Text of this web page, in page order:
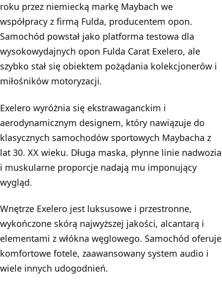
roku przez niemiecką markę Maybach we
współpracy z firmą Fulda, producentem opon.
Samochód powstał jako platforma testowa dla
wysokowydajnych opon Fulda Carat Exelero, ale
szybko stał się obiektem pożądania kolekcjonerów i
miłośników motoryzacji.
Exelero wyróżnia się ekstrawaganckim i
aerodynamicznym designem, który nawiązuje do
klasycznych samochodów sportowych Maybacha z
lat 30. XX wieku. Długa maska, płynne linie nadwozia
i muskularne proporcje nadają mu imponujący
wygląd.
Wnętrze Exelero jest luksusowe i przestronne,
wykończone skórą najwyższej jakości, alcantarą i
elementami z włókna węglowego. Samochód oferuje
komfortowe fotele, zaawansowany system audio i
wiele innych udogodnień.